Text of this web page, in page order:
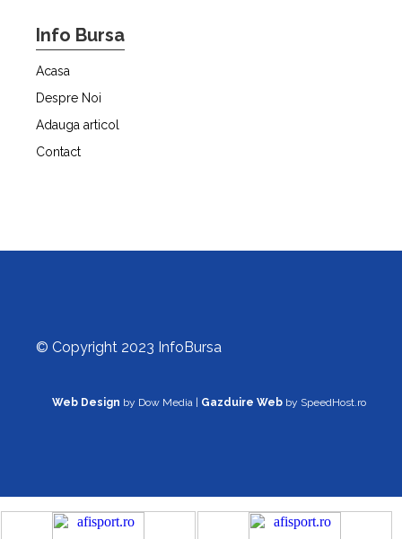
Info Bursa
Acasa
Despre Noi
Adauga articol
Contact
© Copyright 2023 InfoBursa
Web Design by Dow Media | Gazduire Web by SpeedHost.ro